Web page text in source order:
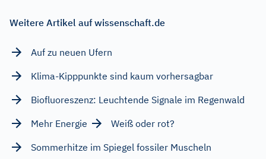
Weitere Artikel auf wissenschaft.de
Auf zu neuen Ufern
Klima-Kipppunkte sind kaum vorhersagbar
Biofluoreszenz: Leuchtende Signale im Regenwald
Mehr Energie
Weiß oder rot?
Sommerhitze im Spiegel fossiler Muscheln